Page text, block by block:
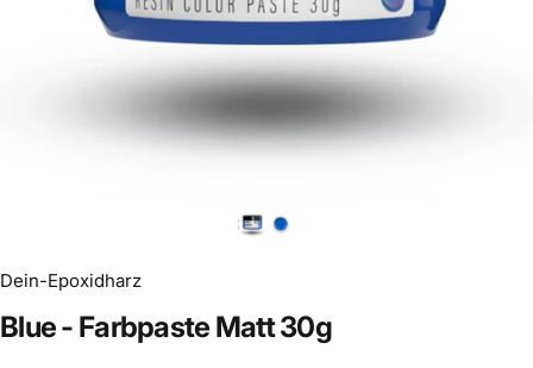
Dein-Epoxidharz
Blue- Farbpaste Matt30g